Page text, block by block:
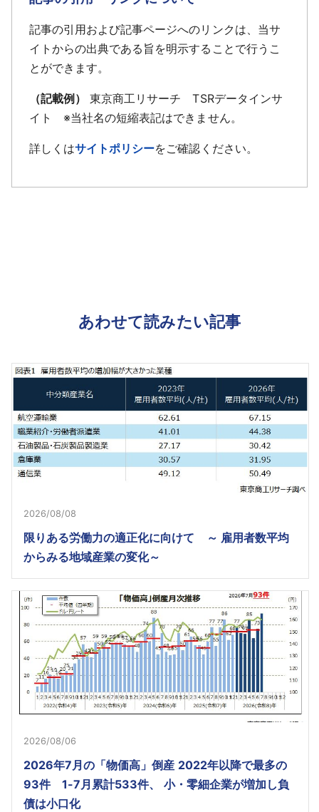
記事の引用および記事ページへのリンクは、当サ
イトからの出典である旨を明示することで行うこ
とができます。
（記載例）
東京商工リサーチ TSRデータインサ
イト ※当社名の短縮表記はできません。
詳しくはサイトポリシーをご確認ください。
あわせて読みたい記事
2026/08/08
限りある労働力の適正化に向けて ～ 雇用者数平均
からみる地域産業の変化～
2026/08/06
2026年7月の「物価高」倒産 2022年以降で最多の
93件 1-7月累計533件、 小・零細企業が増加し負
債は小口化